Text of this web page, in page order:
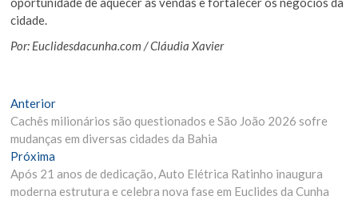
cidade.
Por: Euclidesdacunha.com / Cláudia Xavier
Navegação
de
Post
AnteriorMatéria
Anterior:
Cachês milionários são questionados e São João 2026 sofre
mudanças em diversas cidades da Bahia
Próxima
Materia:
Após 21 anos de dedicação, Auto Elétrica Ratinho inaugura
moderna estrutura e celebra nova fase em Euclides da Cunha